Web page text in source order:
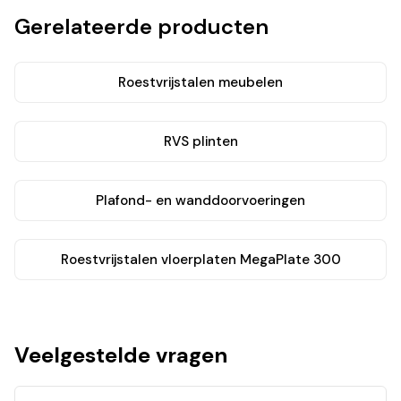
Gerelateerde producten
Roestvrijstalen meubelen
RVS plinten
Plafond- en wanddoorvoeringen
Roestvrijstalen vloerplaten MegaPlate 300
Veelgestelde vragen